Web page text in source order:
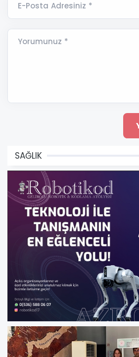
E-Posta Adresiniz *
Yorumunuz *
SAĞLIK